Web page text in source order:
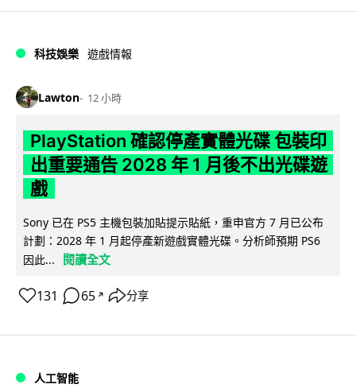
科技娛樂 遊戲情報
Lawton 12 小時
PlayStation 確認停產實體光碟 包裝印
出重要通告 2028 年 1 月後不出光碟遊
戲
Sony 已在 PS5 主機包裝加貼提示貼紙，重申官方 7 月已公布
計劃：2028 年 1 月起停產新遊戲實體光碟。分析師預期 PS6
因此...
閱讀全文
131 65 ↗ 分享
人工智能